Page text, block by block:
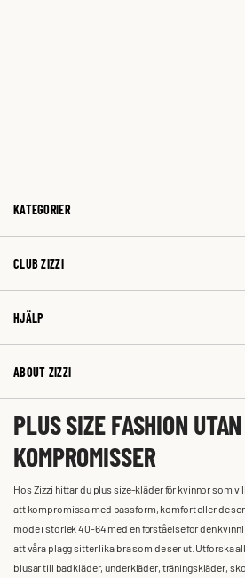
KATEGORIER
CLUB ZIZZI
HJÄLP
ABOUT ZIZZI
PLUS SIZE FASHION UTAN
KOMPROMISSER
Hos Zizzi hittar du plus size-kläder för kvinnor som
att kompromissa med passform, komfort eller de
mode i storlek 40-64 med en förståelse för den
att våra plagg sitter lika bra som de ser ut. Utforska
blusar till badkläder, underkläder, träningskläder,